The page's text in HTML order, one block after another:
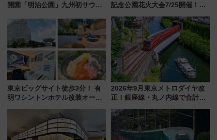
開園「明治公園」九州初サウナ
品グルメ登場で駅前の過ごし方
はどう変わる？
記念公園花火大会7/25開催！
混雑に要注意、その理由は
東京ビッグサイト徒歩3分！ 有
明ワシントンホテル改装オープ
客室」や海鮮丼が人気の朝食ビ
ュッフェを現地レポ
2026年9月東京メトロダイヤ改
正！銀座線・丸ノ内線で合計
待